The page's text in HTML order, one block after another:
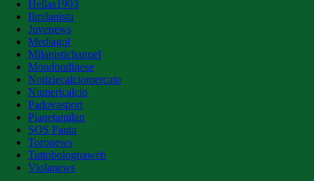
Hellas1903
Ilmilanista
Juvenews
Mediagol
Milanistichannel
Mondoudinese
Notiziecalciomercato
Numericalcio
Padovasport
Pianetamilan
SOS Fanta
Toronews
Tuttobolognaweb
Violanews